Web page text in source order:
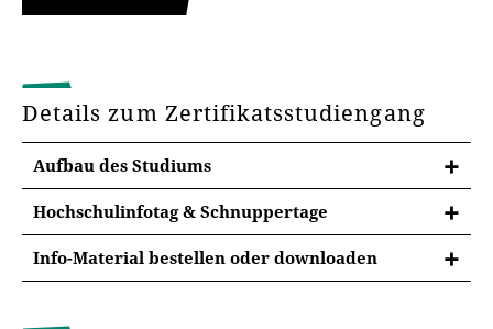
Details zum Zertifikatsstudiengang
Aufbau des Studiums
Hochschulinfotag & Schnuppertage
Info-Material bestellen oder downloaden